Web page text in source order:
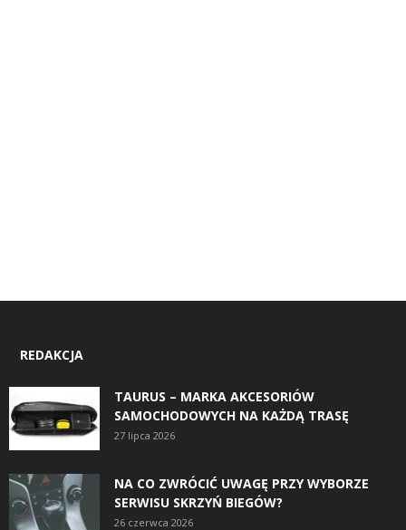
REDAKCJA
TAURUS – MARKA AKCESORIÓW
SAMOCHODOWYCH NA KAŻDĄ TRASĘ
27 lipca 2026
NA CO ZWRÓCIĆ UWAGĘ PRZY WYBORZE
SERWISU SKRZYŃ BIEGÓW?
26 czerwca 2026